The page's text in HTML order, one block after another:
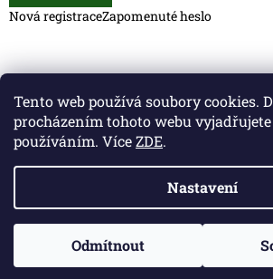
Tento web používá soubory cookies.
procházením tohoto webu
používáním. VíceZDE.
Nastavení
Odmítnout
Nová registraceZapomenuté heslo
Copyright 2026Caliber Club - Gun Store